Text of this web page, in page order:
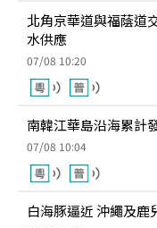
北角京華道與福蔭道
水供應
07/08 10:20
南韓江華島沿海累計
07/08 10:04
白海豚逼近 沖繩及鹿